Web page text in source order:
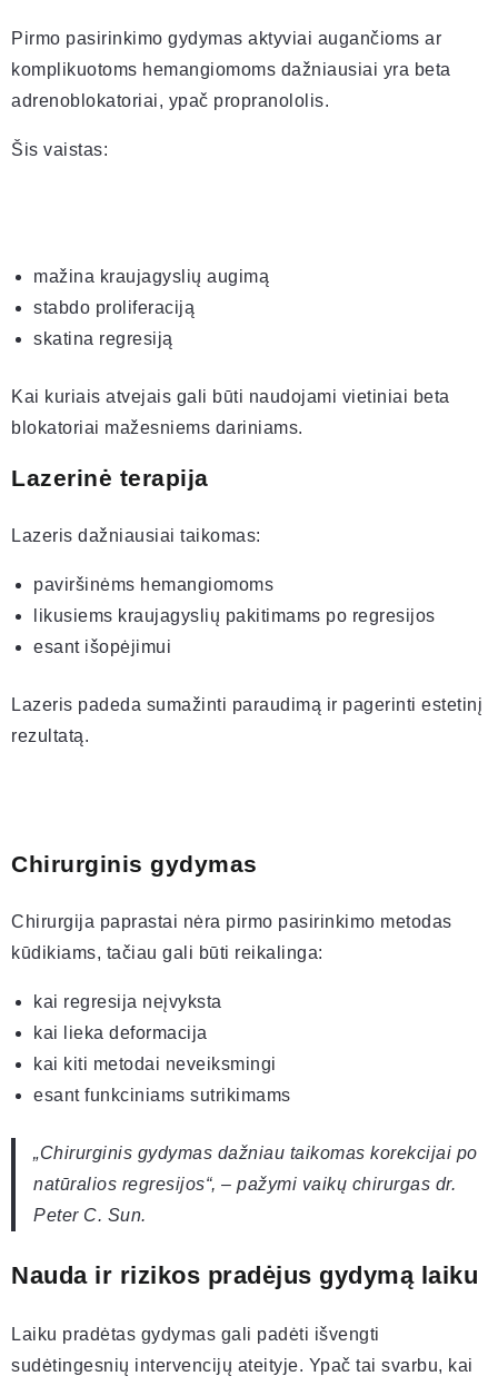
Pirmo pasirinkimo gydymas aktyviai augančioms ar
komplikuotoms hemangiomoms dažniausiai yra beta
adrenoblokatoriai, ypač propranololis.
Šis vaistas:
mažina kraujagyslių augimą
stabdo proliferaciją
skatina regresiją
Kai kuriais atvejais gali būti naudojami vietiniai beta
blokatoriai mažesniems dariniams.
Lazerinė terapija
Lazeris dažniausiai taikomas:
paviršinėms hemangiomoms
likusiems kraujagyslių pakitimams po regresijos
esant išopėjimui
Lazeris padeda sumažinti paraudimą ir pagerinti estetinį
rezultatą.
Chirurginis gydymas
Chirurgija paprastai nėra pirmo pasirinkimo metodas
kūdikiams, tačiau gali būti reikalinga:
kai regresija neįvyksta
kai lieka deformacija
kai kiti metodai neveiksmingi
esant funkciniams sutrikimams
„Chirurginis gydymas dažniau taikomas korekcijai po
natūralios regresijos“, – pažymi vaikų chirurgas dr.
Peter C. Sun.
Nauda ir rizikos pradėjus gydymą laiku
Laiku pradėtas gydymas gali padėti išvengti
sudėtingesnių intervencijų ateityje. Ypač tai svarbu, kai